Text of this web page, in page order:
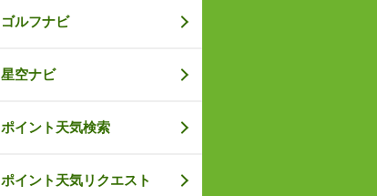
ゴルフナビ
星空ナビ
ポイント天気検索
ポイント天気リクエスト